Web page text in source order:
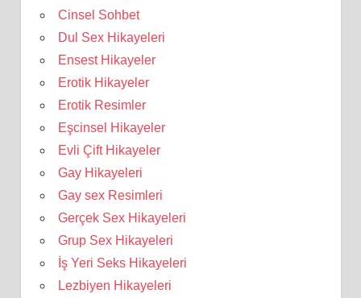
Cinsel Sohbet
Dul Sex Hikayeleri
Ensest Hikayeler
Erotik Hikayeler
Erotik Resimler
Eşcinsel Hikayeler
Evli Çift Hikayeler
Gay Hikayeleri
Gay sex Resimleri
Gerçek Sex Hikayeleri
Grup Sex Hikayeleri
İş Yeri Seks Hikayeleri
Lezbiyen Hikayeleri